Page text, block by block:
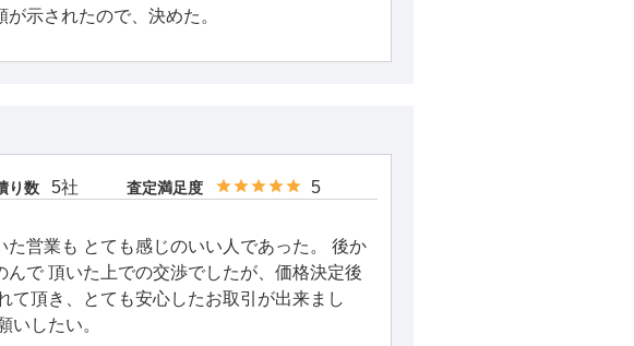
示されたので、決めた。
り数 5社 査定満足度 5
営業も とても感じのいい人であった。 後か
で 頂いた上での交渉でしたが、価格決定後
て頂き、とても安心したお取引が出来まし
いしたい。